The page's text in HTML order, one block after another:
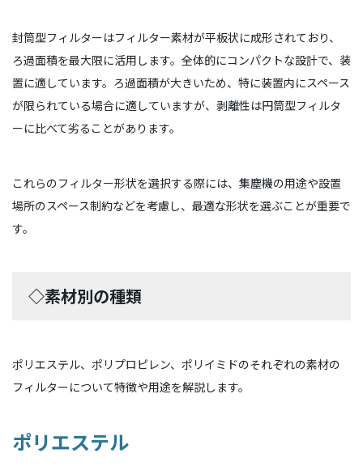
封筒型フィルターはフィルター素材が平板状に成形されており、
ろ過面積を最大限に活用します。全体的にコンパクトな設計で、装
置に適しています。ろ過面積が大きいため、特に装置内にスペース
が限られている場合に適していますが、剥離性は円筒型フィルタ
ーに比べて劣ることがあります。
これらのフィルター形状を選択する際には、集塵機の用途や設置
場所のスペース制約などを考慮し、最適な形状を選ぶことが重要で
す。
◇素材別の種類
ポリエステル、ポリプロピレン、ポリイミドのそれぞれの素材の
フィルターについて特徴や用途を解説します。
ポリエステル